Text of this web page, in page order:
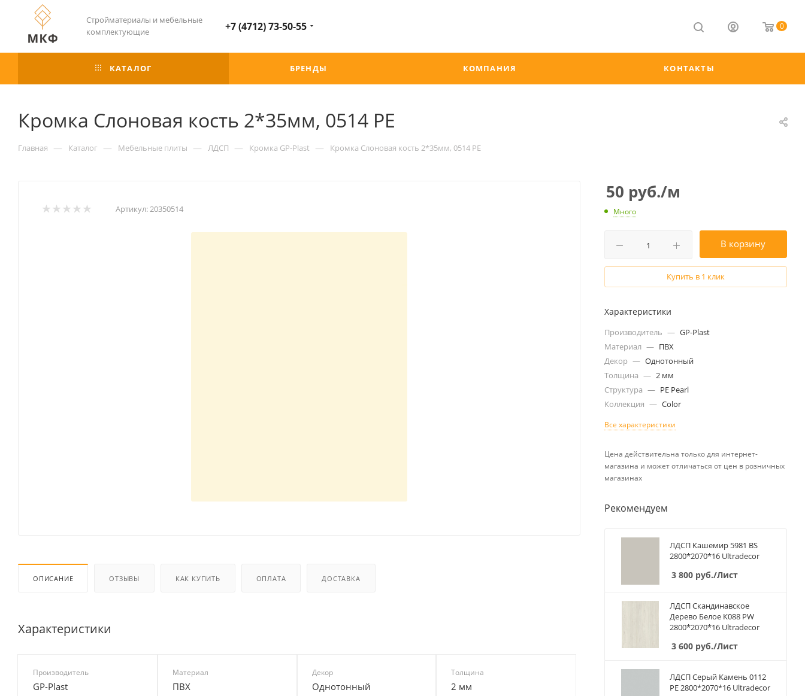
Стройматериалы и мебельные
комплектующие
+7 (4712) 73-50-55 0
КАТАЛОГ БРЕНДЫ КОМПАНИЯ КОНТАКТЫ
Кромка Слоновая кость 2*35мм, 0514 PE
Главная — Каталог — Мебельные плиты — ЛДСП — Кромка GP-Plast — Кромка Слоновая кость 2*35мм, 0514 PE
Артикул:20350514
ОПИСАНИЕ ОТЗЫВЫ КАК КУПИТЬ ОПЛАТА ДОСТАВКА
Характеристики
Производитель
GP-Plast
Материал
ПВХ
Декор
Однотонный
Толщина
2 мм
50 руб./м
Много
В корзину
Купить в 1 клик
Характеристики
Производитель — GP-Plast
Материал — ПВХ
Декор — Однотонный
Толщина — 2 мм
Структура — PE Pearl
Коллекция — Color
Все характеристики
Цена действительна только для интернет-
магазина и может отличаться от цен в розничных
магазинах
Рекомендуем
ЛДСП Кашемир 5981 BS
2800*2070*16 Ultradecor
3 800 руб./Лист
ЛДСП Скандинавское
Дерево Белое К088 PW
2800*2070*16 Ultradecor
3 600 руб./Лист
ЛДСП Серый Камень 0112
PE 2800*2070*16 Ultradecor